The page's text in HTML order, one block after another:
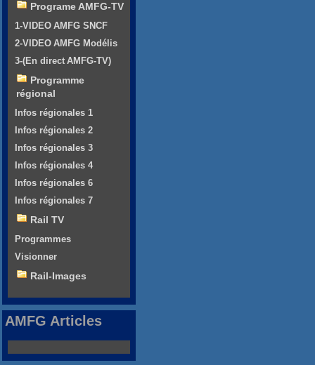
Programe AMFG-TV
1-VIDEO AMFG SNCF
2-VIDEO AMFG Modélis
3-(En direct AMFG-TV)
Programme
régional
Infos régionales 1
Infos régionales 2
Infos régionales 3
Infos régionales 4
Infos régionales 6
Infos régionales 7
Rail TV
Programmes
Visionner
Rail-Images
AMFG Articles